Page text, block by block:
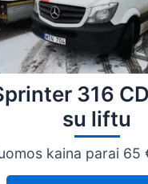
316
su liftu
kaina parai 65